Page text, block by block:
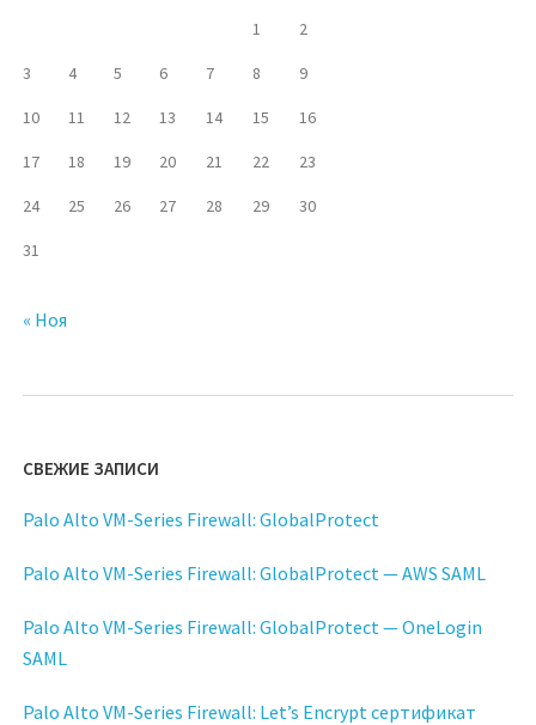
1 2
3 4 5 6 7 8 9
10 11 12 13 14 15 16
17 18 19 20 21 22 23
24 25 26 27 28 29 30
31
« Ноя
СВЕЖИЕ ЗАПИСИ
Palo Alto VM-Series Firewall: GlobalProtect
Palo Alto VM-Series Firewall: GlobalProtect — AWS SAML
Palo Alto VM-Series Firewall: GlobalProtect — OneLogin
SAML
Palo Alto VM-Series Firewall: Let’s Encrypt сертификат